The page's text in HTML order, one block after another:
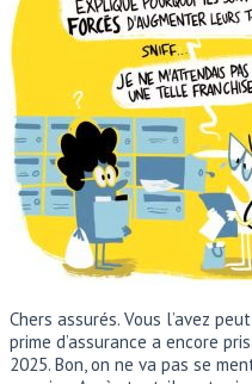
Chers assurés. Vous l’avez
prime d’assurance a encore
2025. Bon, on ne va pas se